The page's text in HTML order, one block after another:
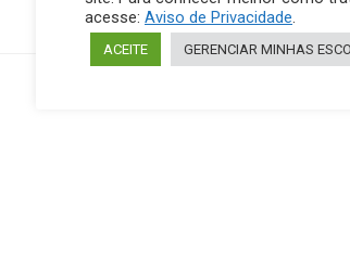
média
acesse: Aviso de Privacidade
ACEITE GERENCIAR MINHAS